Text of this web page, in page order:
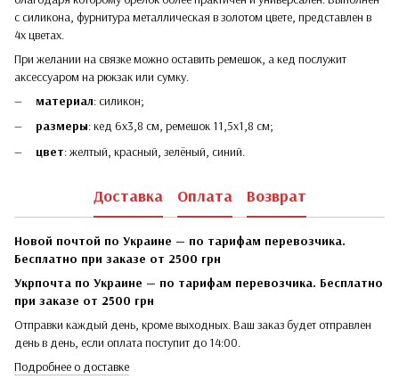
с силикона, фурнитура металлическая в золотом цвете, представлен в
4х цветах.
При желании на связке можно оставить ремешок, а кед послужит
аксессуаром на рюкзак или сумку.
материал: силикон;
размеры: кед 6х3,8 см, ремешок 11,5х1,8 см;
цвет: желтый, красный, зелёный, синий.
Доставка Оплата Возврат
Новой почтой по Украине — по тарифам перевозчика.
Бесплатно при заказе от 2500 грн
Укрпочта по Украине — по тарифам перевозчика. Бесплатно
при заказе от 2500 грн
Отправки каждый день, кроме выходных. Ваш заказ будет отправлен
день в день, если оплата поступит до 14:00.
Подробнее о доставке